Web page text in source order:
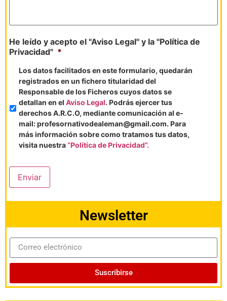
He leído y acepto el "Aviso Legal" y la "Política de
Privacidad" *
Los datos facilitados en este formulario, quedarán
registrados en un fichero titularidad del
Responsable de los Ficheros cuyos datos se
detallan en el Aviso Legal. Podrás ejercer tus
derechos A.R.C.O, mediante comunicación al e-
mail: profesornativodealeman@gmail.com. Para
más información sobre como tratamos tus datos,
visita nuestra“Política de Privacidad”.
Enviar
Newsletter
Suscribirse